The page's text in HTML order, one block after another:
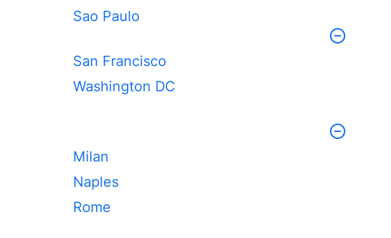
Sao Paulo
San Francisco
Washington DC
Milan
Naples
Rome